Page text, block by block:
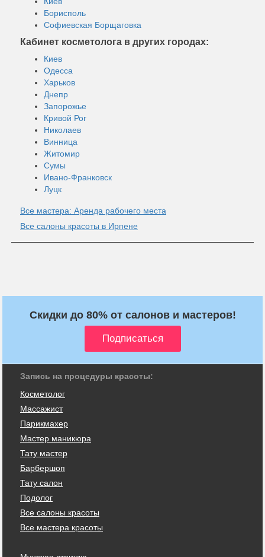
Борисполь
Софиевская Борщаговка
Кабинет косметолога в других городах:
Киев
Одесса
Харьков
Днепр
Запорожье
Кривой Рог
Николаев
Винница
Житомир
Сумы
Ивано-Франковск
Луцк
Все мастера: Аренда рабочего места
Все салоны красоты в Ирпене
Скидки до 80% от салонов и мастеров!
Запись на процедуры красоты:
Косметолог
Массажист
Парикмахер
Мастер маникюра
Тату мастер
Барбершоп
Тату салон
Подолог
Все салоны красоты
Все мастера красоты